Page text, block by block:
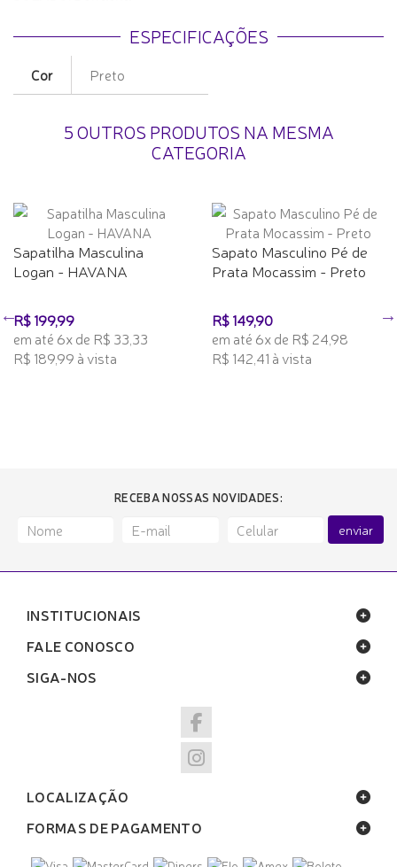
ESPECIFICAÇÕES
Cor Preto
5 OUTROS PRODUTOS NA MESMA
CATEGORIA
Sapatilha Masculina
Logan - HAVANA
R$ 199,99
em até 6x de R$ 33,33
R$ 189,99 à vista
Sapato Masculino Pé de
Prata Mocassim - Preto
R$ 149,90
em até 6x de R$ 24,98
R$ 142,41 à vista
RECEBA NOSSAS NOVIDADES:
enviar
INSTITUCIONAIS
FALE CONOSCO
SIGA-NOS
LOCALIZAÇÃO
FORMAS DE PAGAMENTO